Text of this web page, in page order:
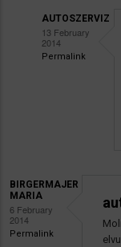
AUTOSZERVIZ
13 February
2014
Permalink
üzenetére
BIRGERMAJER
MARIA
6 February
2014
Permalink